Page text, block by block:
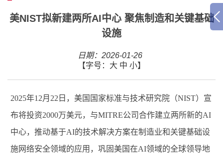
美NIST拟新建两所AI中心 聚焦制造和关键基础
设施
日期：2026-01-26
【字号： 大 中 小】
2025年12月 22 日，美国国家标准与技术研究院（NIST）宣
布将投资2000万美元，与MITRE公司合作建立两所新的AI
中心，推动基于AI的技术解决方案在制造业和关键基础设
施网络安全领域的应用，巩固美国在AI领域的全球领导地